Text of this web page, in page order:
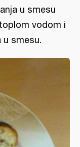
u smesu
vodom i
smesu.